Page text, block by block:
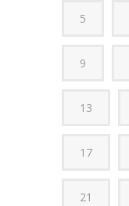
5
9
13
17
21